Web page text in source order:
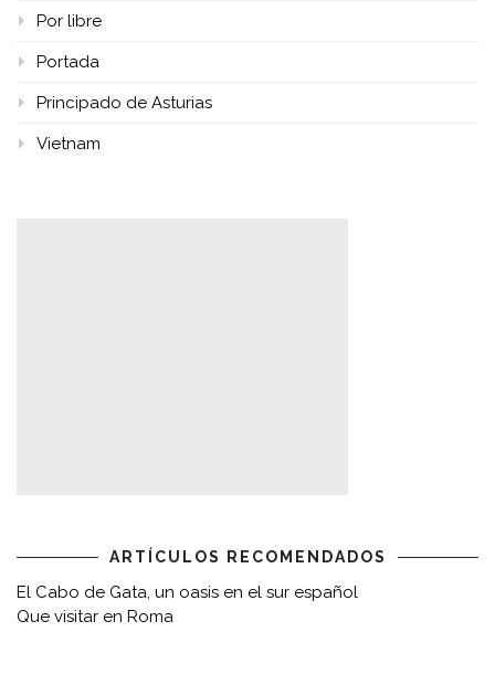
Por libre
Portada
Principado de Asturias
Vietnam
ARTÍCULOS RECOMENDADOS
El Cabo de Gata, un oasis en el sur español
Que visitar en Roma